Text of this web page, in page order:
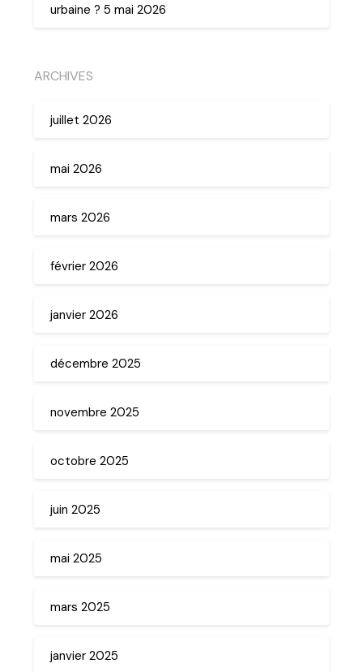
urbaine ? 5 mai 2026
ARCHIVES
juillet 2026
mai 2026
mars 2026
février 2026
janvier 2026
décembre 2025
novembre 2025
octobre 2025
juin 2025
mai 2025
mars 2025
janvier 2025